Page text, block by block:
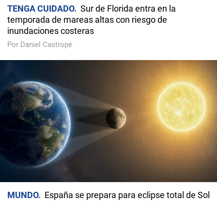
TENGA CUIDADO
Sur de Florida entra en la
temporada de mareas altas con riesgo de
inundaciones costeras
Por Daniel Castropé
MUNDO España se prepara para eclipse total de Sol